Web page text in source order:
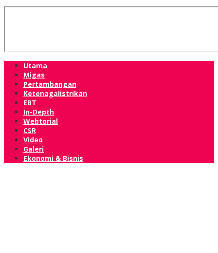
Utama
Migas
Pertambangan
Ketenagalistrikan
EBT
In-Depth
Webtorial
CSR
Video
Galeri
Ekonomi & Bisnis